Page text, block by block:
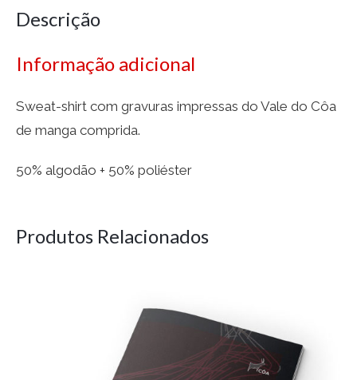
Descrição
Informação adicional
Sweat-shirt com gravuras impressas do Vale do Côa
de manga comprida.
50% algodão + 50% poliéster
Produtos Relacionados